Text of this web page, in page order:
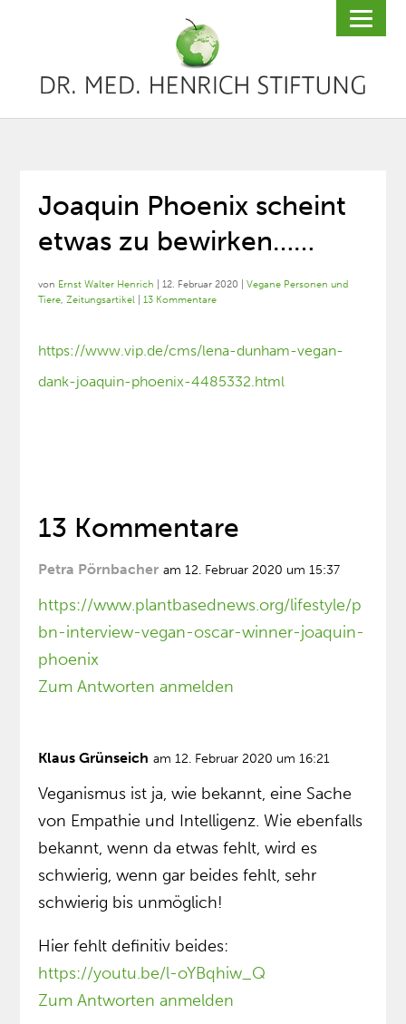
Joaquin Phoenix scheint
etwas zu bewirken……
von Ernst Walter Henrich |12. Februar 2020 |Vegane Personen und
Tiere,Zeitungsartikel |13 Kommentare
https://www.vip.de/cms/lena-dunham-vegan-
dank-joaquin-phoenix-4485332.html
13 Kommentare
Petra Pörnbacher am 12. Februar 2020 um 15:37
https://www.plantbasednews.org/lifestyle/p
bn-interview-vegan-oscar-winner-joaquin-
phoenix
Zum Antworten anmelden
Klaus Grünseich am 12. Februar 2020 um 16:21
Veganismus ist ja, wie bekannt, eine Sache
von Empathie und Intelligenz. Wie ebenfalls
bekannt, wenn da etwas fehlt, wird es
schwierig, wenn gar beides fehlt, sehr
schwierig bis unmöglich!
Hier fehlt definitiv beides:
https://youtu.be/l-oYBqhiw_Q
Zum Antworten anmelden